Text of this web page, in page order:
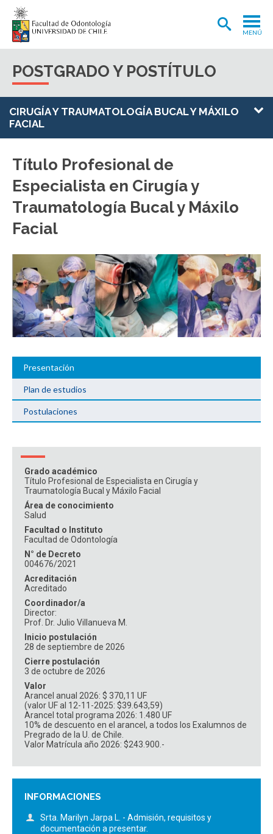
MENÚ
POSTGRADOS Y POSTÍTULOS
EXTENSIÓN
INTERNACIONAL
CLÍNICA ODONTOLÓGICA
FACULTAD
ESTUDIANTES ACADÉMICOS
FUNCIONARIOS EGRESADOS
POSTGRADO Y POSTÍTULO
CIRUGÍA Y TRAUMATOLOGÍA BUCAL Y MÁXILO
FACIAL
Título Profesional de
Especialista en Cirugía y
Traumatología Bucal y Máxilo
Facial
Presentación
Plan de estudios
Postulaciones
INFORMACIONES
Srta. Marilyn Jarpa L. - Admisión, requisitos y
documentación a presentar.
Grado académico
Título Profesional de Especialista en Cirugía y
Traumatología Bucal y Máxilo Facial
Área de conocimiento
Salud
Facultad o Instituto
Facultad de Odontología
N° de Decreto
004676/2021
Acreditación
Acreditado
Coordinador/a
Director:
Prof. Dr. Julio Villanueva M.
Inicio postulación
28 de septiembre de 2026
Cierre postulación
3 de octubre de 2026
Valor
Arancel anual 2026: $ 370,11 UF
(valor UF al 12-11-2025: $39.643,59)
Arancel total programa 2026: 1.480 UF
10% de descuento en el arancel, a todos los Exalumnos de
Pregrado de la U. de Chile.
Valor Matrícula año 2026: $243.900.-